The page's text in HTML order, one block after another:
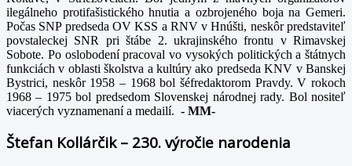
ilegálneho protifašistického hnutia a ozbrojeného boja na Gemeri.
Počas SNP predseda OV KSS a RNV v Hnúšti, neskôr predstaviteľ
povstaleckej SNR pri štábe 2. ukrajinského frontu v Rimavskej
Sobote. Po oslobodení pracoval vo vysokých politických a štátnych
funkciách v oblasti školstva a kultúry ako predseda KNV v Banskej
Bystrici, neskôr 1958 – 1968 bol šéfredaktorom Pravdy. V rokoch
1968 – 1975 bol predsedom Slovenskej národnej rady. Bol nositeľ
viacerých vyznamenaní a medailí. - MM-
Štefan Kollárčik – 230. výročie narodenia